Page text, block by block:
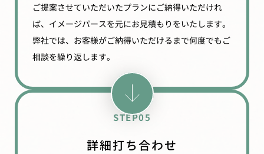
ご提案させていただいたプランにご納得いただけれ
ば、イメージパースを元にお見積もりをいたします。
弊社では、お客様がご納得いただけるまで何度でもご
相談を繰り返します。
STEP05
詳細打ち合わせ